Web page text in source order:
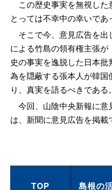
この歴史事実を無視した
とっては不幸中の幸いで
そこで今、意見広告を出
による竹島の領有権主張
史の事実を逸脱した日本
為を隠蔽する張本人が韓
り、真実を語るべきである。
今回、山陰中央新報に意
は、新聞に意見広告を掲
TOP 島根の